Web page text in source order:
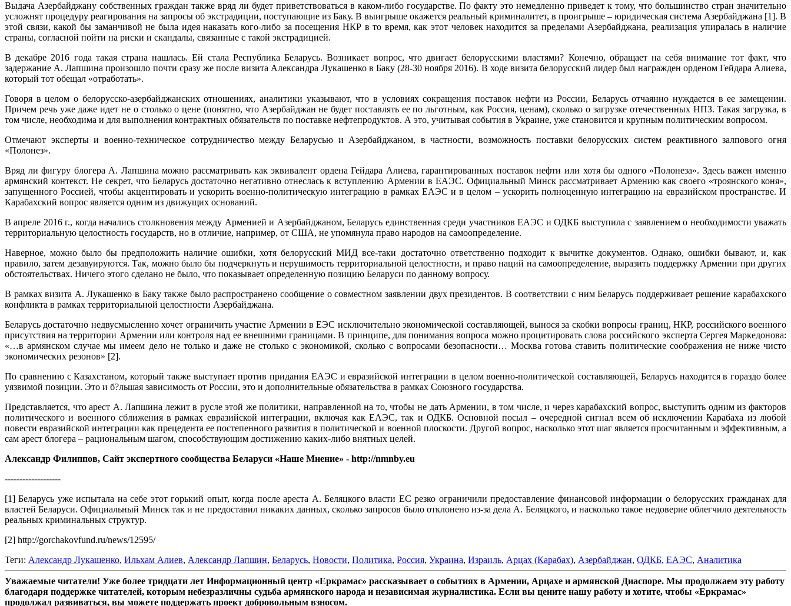
Выдача Азербайджану собственных граждан также вряд ли будет приветствоваться в каком-либо государстве. По факту это немедленно приведет к тому, что большинство стран значительно
усложнят процедуру реагирования на запросы об экстрадиции, поступающие из Баку. В выигрыше окажется реальный криминалитет, в проигрыше – юридическая система Азербайджана [1]. В
этой связи, какой бы заманчивой не была идея наказать кого-либо за посещения НКР в то время, как этот человек находится за пределами Азербайджана, реализация упиралась в наличие
страны, согласной пойти на риски и скандалы, связанные с такой экстрадицией.
В декабре 2016 года такая страна нашлась. Ей стала Республика Беларусь. Возникает вопрос, что двигает белорусскими властями? Конечно, обращает на себя внимание тот факт, что
задержание А. Лапшина произошло почти сразу же после визита Александра Лукашенко в Баку (28-30 ноября 2016). В ходе визита белорусский лидер был награжден орденом Гейдара Алиева,
который тот обещал «отработать».
Говоря в целом о белорусско-азербайджанских отношениях, аналитики указывают, что в условиях сокращения поставок нефти из России, Беларусь отчаянно нуждается в ее замещении.
Причем речь уже даже идет не о столько о цене (понятно, что Азербайджан не будет поставлять ее по льготным, как Россия, ценам), сколько о загрузке отечественных НПЗ. Такая загрузка, в
том числе, необходима и для выполнения контрактных обязательств по поставке нефтепродуктов. А это, учитывая события в Украине, уже становится и крупным политическим вопросом.
Отмечают эксперты и военно-техническое сотрудничество между Беларусью и Азербайджаном, в частности, возможность поставки белорусских систем реактивного залпового огня
«Полонез».
Вряд ли фигуру блогера А. Лапшина можно рассматривать как эквивалент ордена Гейдара Алиева, гарантированных поставок нефти или хотя бы одного «Полонеза». Здесь важен именно
армянский контекст. Не секрет, что Беларусь достаточно негативно отнеслась к вступлению Армении в ЕАЭС. Официальный Минск рассматривает Армению как своего «троянского коня»,
запущенного Россией, чтобы акцентировать и ускорить военно-политическую интеграцию в рамках ЕАЭС и в целом – ускорить полноценную интеграцию на евразийском пространстве. И
Карабахский вопрос является одним из движущих оснований.
В апреле 2016 г., когда начались столкновения между Арменией и Азербайджаном, Беларусь единственная среди участников ЕАЭС и ОДКБ выступила с заявлением о необходимости уважать
территориальную целостность государств, но в отличие, например, от США, не упомянула право народов на самоопределение.
Наверное, можно было бы предположить наличие ошибки, хотя белорусский МИД все-таки достаточно ответственно подходит к вычитке документов. Однако, ошибки бывают, и, как
правило, затем дезавуируются. Так, можно было бы подчеркнуть и нерушимость территориальной целостности, и право наций на самоопределение, выразить поддержку Армении при других
обстоятельствах. Ничего этого сделано не было, что показывает определенную позицию Беларуси по данному вопросу.
В рамках визита А. Лукашенко в Баку также было распространено сообщение о совместном заявлении двух президентов. В соответствии с ним Беларусь поддерживает решение карабахского
конфликта в рамках территориальной целостности Азербайджана.
Беларусь достаточно недвусмысленно хочет ограничить участие Армении в ЕЭС исключительно экономической составляющей, вынося за скобки вопросы границ, НКР, российского военного
присутствия на территории Армении или контроля над ее внешними границами. В принципе, для понимания вопроса можно процитировать слова российского эксперта Сергея Маркедонова:
«…в армянском случае мы имеем дело не только и даже не столько с экономикой, сколько с вопросами безопасности… Москва готова ставить политические соображения не ниже чисто
экономических резонов» [2].
По сравнению с Казахстаном, который также выступает против придания ЕАЭС и евразийской интеграции в целом военно-политической составляющей, Беларусь находится в гораздо более
уязвимой позиции. Это и б?льшая зависимость от России, это и дополнительные обязательства в рамках Союзного государства.
Представляется, что арест А. Лапшина лежит в русле этой же политики, направленной на то, чтобы не дать Армении, в том числе, и через карабахский вопрос, выступить одним из факторов
политического и военного сближения в рамках евразийской интеграции, включая как ЕАЭС, так и ОДКБ. Основной посыл – очередной сигнал всем об исключении Карабаха из любой
повести евразийской интеграции как прецедента ее постепенного развития в политической и военной плоскости. Другой вопрос, насколько этот шаг является просчитанным и эффективным, а
сам арест блогера – рациональным шагом, способствующим достижению каких-либо внятных целей.
Александр Филиппов, Сайт экспертного сообщества Беларуси «Наше Мнение» - http://nmnby.eu
-------------------
[1] Беларусь уже испытала на себе этот горький опыт, когда после ареста А. Беляцкого власти ЕС резко ограничили предоставление финансовой информации о белорусских гражданах для
властей Беларуси. Официальный Минск так и не предоставил никаких данных, сколько запросов было отклонено из-за дела А. Беляцкого, и насколько такое недоверие облегчило деятельность
реальных криминальных структур.
[2] http://gorchakovfund.ru/news/12595/
Теги: Александр Лукашенко, Ильхам Алиев, Александр Лапшин, Беларусь, Новости, Политика, Россия, Украина, Израиль, Арцах (Карабах), Азербайджан, ОДКБ, ЕАЭС, Аналитика
Уважаемые читатели! Уже более тридцати лет Информационный центр «Еркрамас» рассказывает о событиях в Армении, Арцахе и армянской Диаспоре. Мы продолжаем эту работу
благодаря поддержке читателей, которым небезразличны судьба армянского народа и независимая журналистика. Если вы цените нашу работу и хотите, чтобы «Еркрамас»
продолжал развиваться, вы можете поддержать проект добровольным взносом.